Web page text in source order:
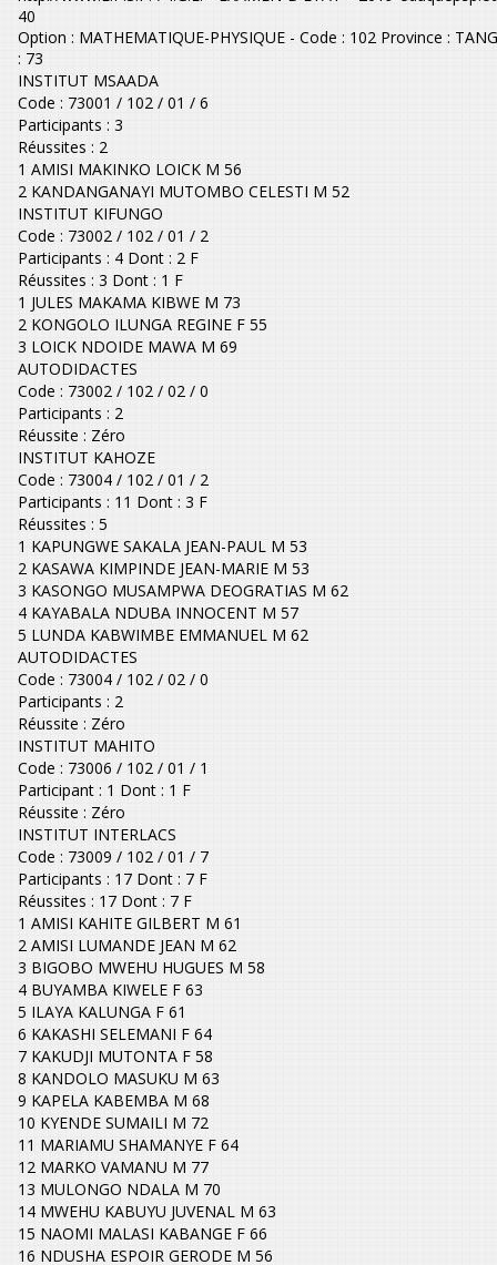
40
Option : MATHEMATIQUE-PHYSIQUE - Code : 102 Province :
: 73
INSTITUT MSAADA
Code : 73001 / 102 / 01 / 6
Participants : 3
Réussites : 2
1 AMISI MAKINKO LOICK M 56
2 KANDANGANAYI MUTOMBO CELESTI M 52
INSTITUT KIFUNGO
Code : 73002 / 102 / 01 / 2
Participants : 4 Dont : 2 F
Réussites : 3 Dont : 1 F
1 JULES MAKAMA KIBWE M 73
2 KONGOLO ILUNGA REGINE F 55
3 LOICK NDOIDE MAWA M 69
AUTODIDACTES
Code : 73002 / 102 / 02 / 0
Participants : 2
Réussite : Zéro
INSTITUT KAHOZE
Code : 73004 / 102 / 01 / 2
Participants : 11 Dont : 3 F
Réussites : 5
1 KAPUNGWE SAKALA JEAN-PAUL M 53
2 KASAWA KIMPINDE JEAN-MARIE M 53
3 KASONGO MUSAMPWA DEOGRATIAS M 62
4 KAYABALA NDUBA INNOCENT M 57
5 LUNDA KABWIMBE EMMANUEL M 62
AUTODIDACTES
Code : 73004 / 102 / 02 / 0
Participants : 2
Réussite : Zéro
INSTITUT MAHITO
Code : 73006 / 102 / 01 / 1
Participant : 1 Dont : 1 F
Réussite : Zéro
INSTITUT INTERLACS
Code : 73009 / 102 / 01 / 7
Participants : 17 Dont : 7 F
Réussites : 17 Dont : 7 F
1 AMISI KAHITE GILBERT M 61
2 AMISI LUMANDE JEAN M 62
3 BIGOBO MWEHU HUGUES M 58
4 BUYAMBA KIWELE F 63
5 ILAYA KALUNGA F 61
6 KAKASHI SELEMANI F 64
7 KAKUDJI MUTONTA F 58
8 KANDOLO MASUKU M 63
9 KAPELA KABEMBA M 68
10 KYENDE SUMAILI M 72
11 MARIAMU SHAMANYE F 64
12 MARKO VAMANU M 77
13 MULONGO NDALA M 70
14 MWEHU KABUYU JUVENAL M 63
15 NAOMI MALASI KABANGE F 66
16 NDUSHA ESPOIR GERODE M 56